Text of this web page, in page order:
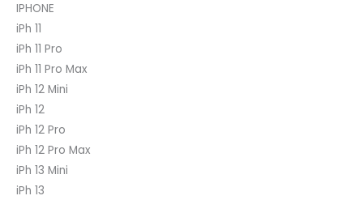
IPHONE
iPh 11
iPh 11 Pro
iPh 11 Pro Max
iPh 12 Mini
iPh 12
iPh 12 Pro
iPh 12 Pro Max
iPh 13 Mini
iPh 13